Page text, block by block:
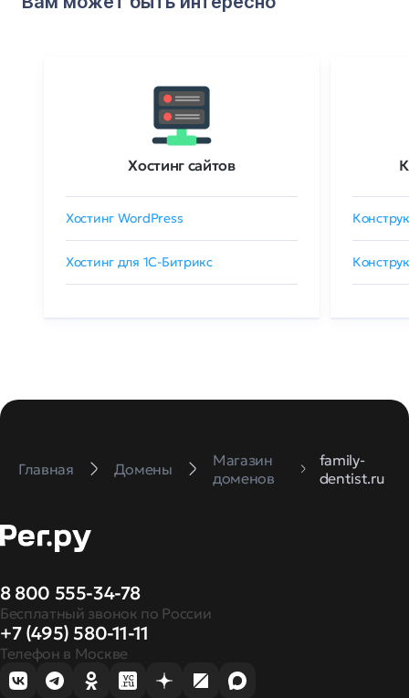
Хостинг сайтов
Хостинг WordPress
Хостинг для 1C-Битрикс
Главная Домены
Магазин
доменов
family-
dentist.ru
8 800 555-34-78
Бесплатный звонок по России
+7 (495) 580-11-11
Телефон в Москве